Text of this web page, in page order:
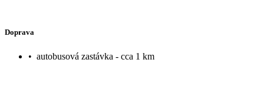
Doprava
• autobusová zastávka - cca 1 km